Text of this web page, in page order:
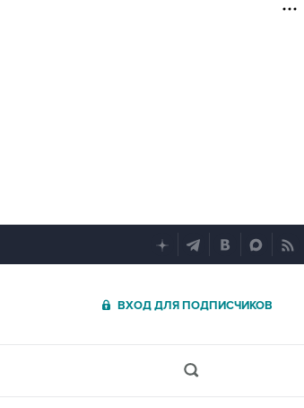
ВХОД ДЛЯ ПОДПИСЧИКОВ